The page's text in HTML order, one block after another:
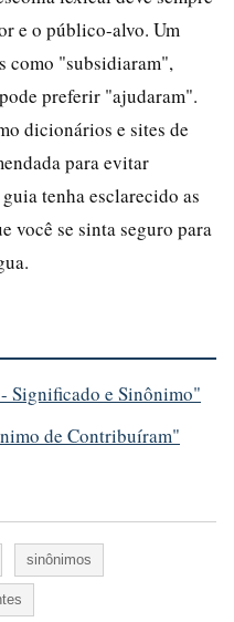
e o público-alvo. Um
como "subsidiaram",
preferir "ajudaram".
dicionários e sites de
para evitar
tenha esclarecido as
você se sinta seguro para
Significado e Sinônimo"
de Contribuíram"
sinônimos